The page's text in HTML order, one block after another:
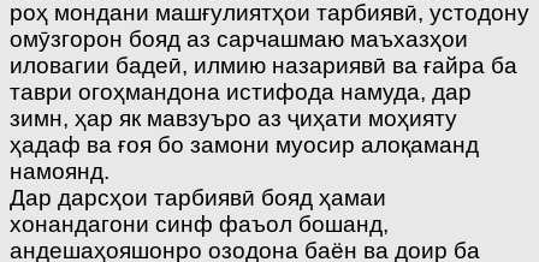
роҳ мондани машғулиятҳои тарбиявӣ, устодону
омӯзгорон бояд аз сарчашмаю маъхазҳои
иловагии бадеӣ, илмию назариявӣ ва ғайра ба
таври огоҳмандона истифода намуда, дар
зимн, ҳар як мавзуъро аз ҷиҳати моҳияту
ҳадаф ва ғоя бо замони муосир алоқаманд
намоянд.
Дар дарсҳои тарбиявӣ бояд ҳамаи
хонандагони синф фаъол бошанд,
андешаҳояшонро озодона баён ва доир ба